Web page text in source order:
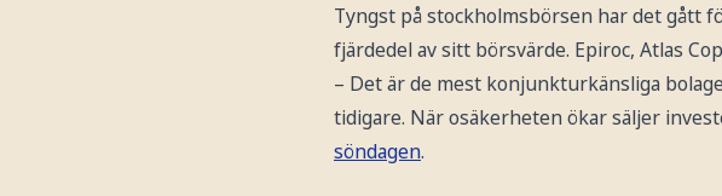
Tyngst på stockholmsbörsen har det gått
fjärdedel av sitt börsvärde. Epiroc, Atlas
– Det är de mest konjunkturkänsliga
tidigare. När osäkerheten ökar säljer
söndagen.